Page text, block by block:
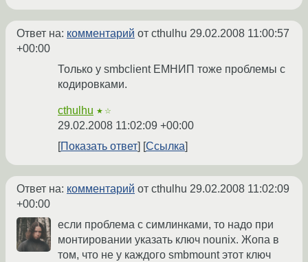
Ответ на: комментарий от cthulhu 29.02.2008 11:00:57
+00:00
Только у smbclient ЕМНИП тоже проблемы с
кодировками.
cthulhu ★☆
29.02.2008 11:02:09 +00:00
Показать ответ
Ссылка
Ответ на: комментарий от cthulhu 29.02.2008 11:02:09
+00:00
если проблема с симлинками, то надо при
монтировании указать ключ nounix. Жопа в
том, что не у каждого smbmount этот ключ